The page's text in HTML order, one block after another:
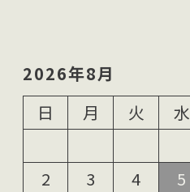
2026年8月
日
月 火 水
2
3 4 5